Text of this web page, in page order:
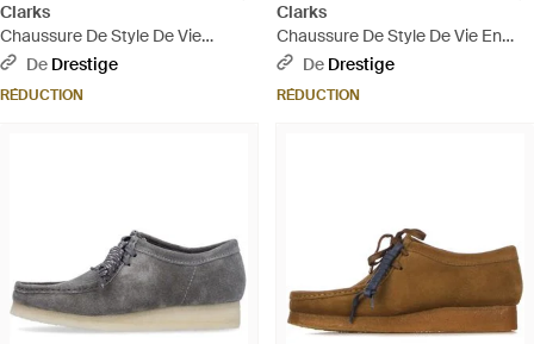
Clarks
Chaussure De Style De Vie
Wallabee Cup Pour Hommes,
Noir/Nubuck - Noir
De Drestige
RÉDUCTION
Clarks
Chaussure De Style De Vie En
Daim Sable Fonce Desert Coal
Pour Hommes - Marron
De Drestige
RÉDUCTION